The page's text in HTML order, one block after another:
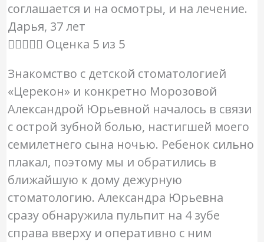
соглашается и на осмотры, и на лечение.
Дарья, 37 лет
 Оценка 5 из 5
Знакомство с детской стоматологией
«Церекон» и конкретно Морозовой
Александрой Юрьевной началось в связи
с острой зубной болью, настигшей моего
семилетнего сына ночью. Ребенок сильно
плакал, поэтому мы и обратились в
ближайшую к дому дежурную
стоматологию. Александра Юрьевна
сразу обнаружила пульпит на 4 зубе
справа вверху и оперативно с ним